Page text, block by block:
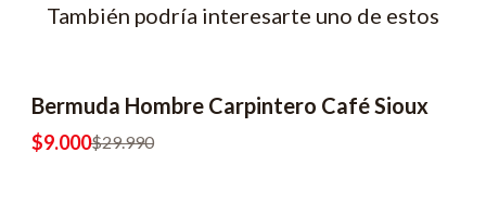
También podría interesarte uno de estos
-70% OFF
Bermuda Hombre Carpintero Café Sioux
$9.000$29.990